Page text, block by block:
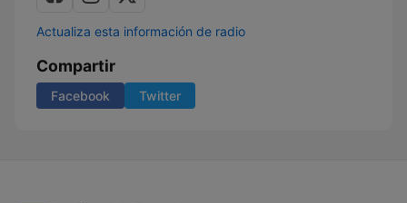
Actualiza esta información de radio
Compartir
Facebook Twitter